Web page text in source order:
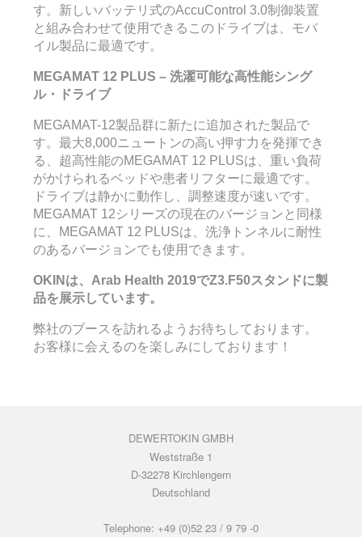
す。新しいバッテリ式のAccuControl 3.0制御装置
と組み合わせて使用​​できるこのドライブは、モバ
イル製品に最適です。
MEGAMAT 12 PLUS – 洗濯可能な高性能シング
ル・ドライブ
MEGAMAT-12製品群に新たに追加された製品で
す。最大8,000ニュートンの高い押す力を発揮でき
る、超高性能のMEGAMAT 12 PLUSは、重い負荷
がかけられるベッドや患者リフターに最適です。
ドライブは静かに動作し、調整速度が速いです。
MEGAMAT 12シリーズの現在のバージョンと同様
に、MEGAMAT 12 PLUSは、洗浄トンネルに耐性
のあるバージョンでも使用できます。
OKIN は、 Arab Health 2019でZ3.F50スタンドに製
品を展示しています。
弊社のブースを訪れるようお待ちしております。
お客様に会えるのを楽しみにしております！
DEWERTOKIN GMBH
Weststraße 1
D-32278 Kirchlengern
Deutschland
Telephone: +49 (0)52 23 / 9 79 -0